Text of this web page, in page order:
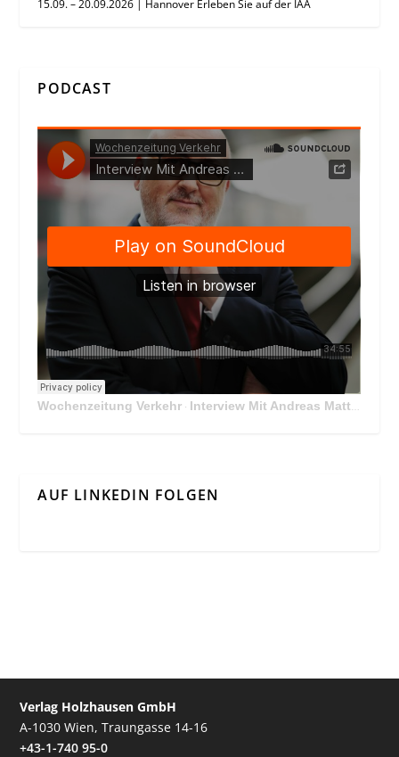
15.09. – 20.09.2026 | Hannover Erleben Sie auf der IAA
PODCAST
Wochenzeitung Verkehr · Interview Mit Andreas Matthä, CEO der ÖBB Holding
AUF LINKEDIN FOLGEN
Verlag Holzhausen GmbH
A-1030 Wien, Traungasse 14-16
+43-1-740 95-0